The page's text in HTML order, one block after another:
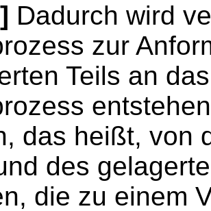
Dadurch wird
zur
Teils an
das heißt, von
des
die zu einem